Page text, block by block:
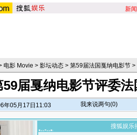
新闻
电影 Movie > 影坛动态 > 第59届法国戛纳电影节 >
59届戛纳电影节评委
年05月17日11:03 我来说两句(0)
搜狐娱乐